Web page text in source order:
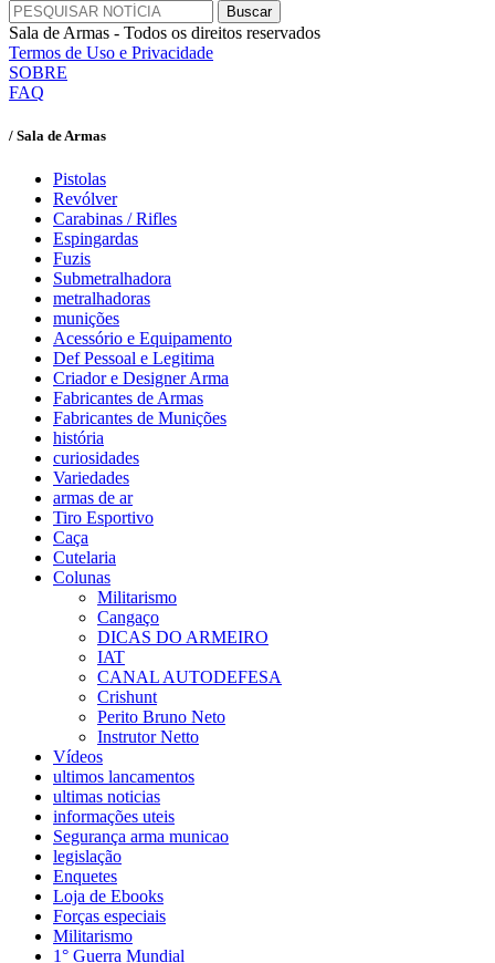
Sala de Armas - Todos os direitos reservados
Termos de Uso e Privacidade
SOBRE
FAQ
/ Sala de Armas
Pistolas
Revólver
Carabinas / Rifles
Espingardas
Fuzis
Submetralhadora
metralhadoras
munições
Acessório e Equipamento
Def Pessoal e Legitima
Criador e Designer Arma
Fabricantes de Armas
Fabricantes de Munições
história
curiosidades
Variedades
armas de ar
Tiro Esportivo
Caça
Cutelaria
Colunas
Militarismo
Cangaço
DICAS DO ARMEIRO
IAT
CANAL AUTODEFESA
Crishunt
Perito Bruno Neto
Instrutor Netto
Vídeos
ultimos lancamentos
ultimas noticias
informações uteis
Segurança arma municao
legislação
Enquetes
Loja de Ebooks
Forças especiais
Militarismo
1° Guerra Mundial